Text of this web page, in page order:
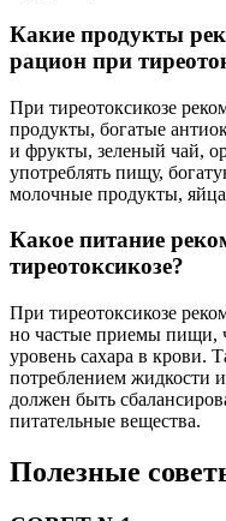
Какие продукты
рацион при
При тиреотоксикозе
продукты, богатые
и фрукты, зеленый чай,
употреблять пищу,
молочные продукты,
Какое питание
тиреотоксикозе?
При тиреотоксикозе
но частые приемы пищи,
уровень сахара в крови.
потреблением жидкости
должен быть
питательные вещества.
Полезные